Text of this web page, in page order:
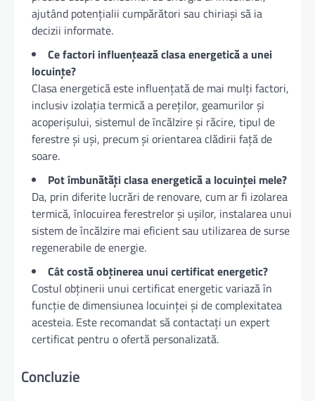
ajutând potențialii cumpărători sau chiriași să ia
decizii informate.
Ce factori influențează clasa energetică a unei
locuințe?
Clasa energetică este influențată de mai mulți factori,
inclusiv izolația termică a pereților, geamurilor și
acoperișului, sistemul de încălzire și răcire, tipul de
ferestre și uși, precum și orientarea clădirii față de
soare.
Pot îmbunătăți clasa energetică a locuinței mele?
Da, prin diferite lucrări de renovare, cum ar fi izolarea
termică, înlocuirea ferestrelor și ușilor, instalarea unui
sistem de încălzire mai eficient sau utilizarea de surse
regenerabile de energie.
Cât costă obținerea unui certificat energetic?
Costul obținerii unui certificat energetic variază în
funcție de dimensiunea locuinței și de complexitatea
acesteia. Este recomandat să contactați un expert
certificat pentru o ofertă personalizată.
Concluzie